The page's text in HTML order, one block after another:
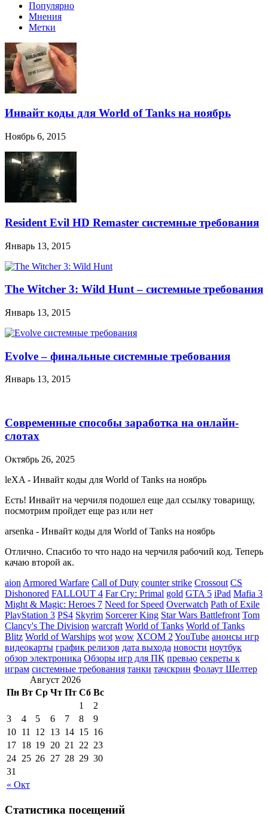
Популярно
Мнения
Метки
Инвайт коды для World of Tanks на ноябрь
Ноябрь 6, 2015
Resident Evil HD Remaster системные требования
Январь 13, 2015
The Witcher 3: Wild Hunt – системные требования
Январь 13, 2015
Evolve – финальные системные требования
Январь 13, 2015
Современные способы заработка на онлайн-
слотах
Октябрь 26, 2025
leXA - Инвайт коды для World of Tanks на ноябрь
Есть! Инвайт на черчиля подошел еще дал ссылку товарищу,
посмотрим пройдет еще раз или нет
arsenka - Инвайт коды для World of Tanks на ноябрь
Отлично. Спасибо то что надо на черчиля рабочий код. Теперь
качаю второй ак.
aion Armored Warfare Call of Duty counter strike Crossout CS
Dishonored FALLOUT 4 Far Cry: Primal gold GTA 5 iPad Mafia 3
Might & Magic: Heroes 7 Need for Speed Overwatch Path of Exile
PlayStation 3 PS4 Skyrim Sorcerer King Star Wars Battlefront Tom
Clancy's The Division warcraft World of Tanks World of Tanks
Blitz World of Warships wot wow XCOM 2 YouTube анонсы игр
видеокарты график релизов дата выхода новости ноутбук
обзор электроника Обзоры игр для ПК превью секреты к
играм системные требования танки тачскрин Фолаут Шелтер
Август 2026
Пн Вт Ср Чт Пт Сб Вс
« Окт
1
2
3
4 5 6 7 8
9
10 11 12 13 14 15 16
17 18 19 20 21 22 23
24 25 26 27 28 29 30
31
Статистика посещений